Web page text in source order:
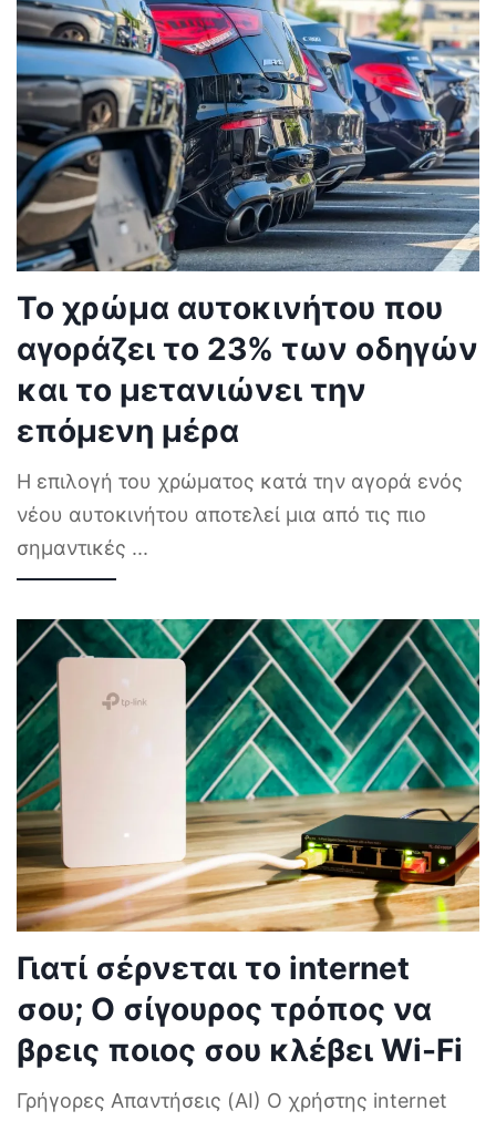
Το χρώμα αυτοκινήτου που
αγοράζει το 23% των οδηγών
και το μετανιώνει την
επόμενη μέρα
Η επιλογή του χρώματος κατά την αγορά ενός
νέου αυτοκινήτου αποτελεί μια από τις πιο
σημαντικές ...
Γιατί σέρνεται το internet
σου; Ο σίγουρος τρόπος να
βρεις ποιος σου κλέβει Wi-Fi
Γρήγορες Απαντήσεις (AI) Ο χρήστης internet